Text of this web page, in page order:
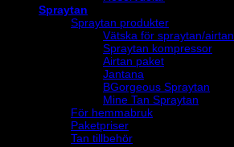
Spraytan
Spraytan produkter
Vätska för spraytan/airtan
Spraytan kompressor
Airtan paket
Jantana
BGorgeous Spraytan
Mine Tan Spraytan
För hemmabruk
Paketpriser
Tan tillbehör